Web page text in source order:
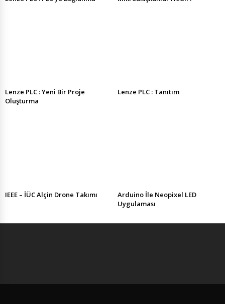
Lenze PLC : Yeni Bir Proje
Oluşturma
Lenze PLC : Tanıtım
IEEE – İÜC Alçin Drone Takımı
Arduino İle Neopixel LED
Uygulaması